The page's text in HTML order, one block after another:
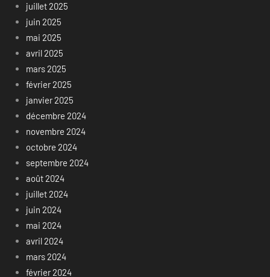
juillet 2025
juin 2025
mai 2025
avril 2025
mars 2025
février 2025
janvier 2025
décembre 2024
novembre 2024
octobre 2024
septembre 2024
août 2024
juillet 2024
juin 2024
mai 2024
avril 2024
mars 2024
février 2024